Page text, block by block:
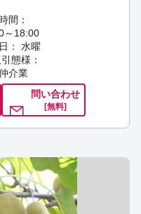
間：
～18:00
： 水曜
態様：
介業
問い合わせ
[無料]